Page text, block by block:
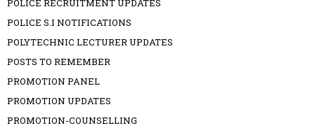
POLICE RECRUITMENT UPDATES
POLICE S.I NOTIFICATIONS
POLYTECHNIC LECTURER UPDATES
POSTS TO REMEMBER
PROMOTION PANEL
PROMOTION UPDATES
PROMOTION-COUNSELLING